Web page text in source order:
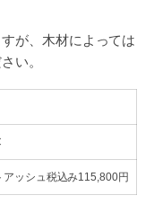
が、 木材によっては
い。
ッシュ税込み115,800円